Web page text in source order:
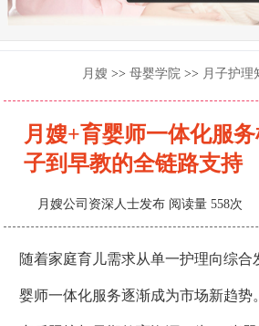
月嫂 >> 母婴学院 >> 月子护理
月嫂+育婴师一体化服务
子到早教的全链路支持
月嫂公司资深人士发布 阅读量 558次
随着家庭育儿需求从单一护理向综合
婴师一体化服务逐渐成为市场新趋势